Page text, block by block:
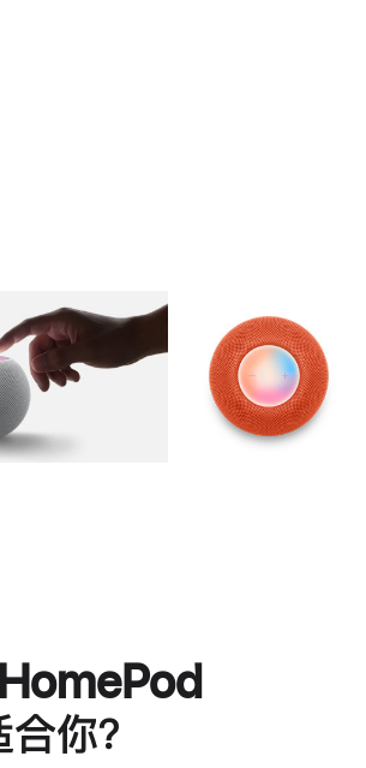
图库 图像 图库 图像
你？